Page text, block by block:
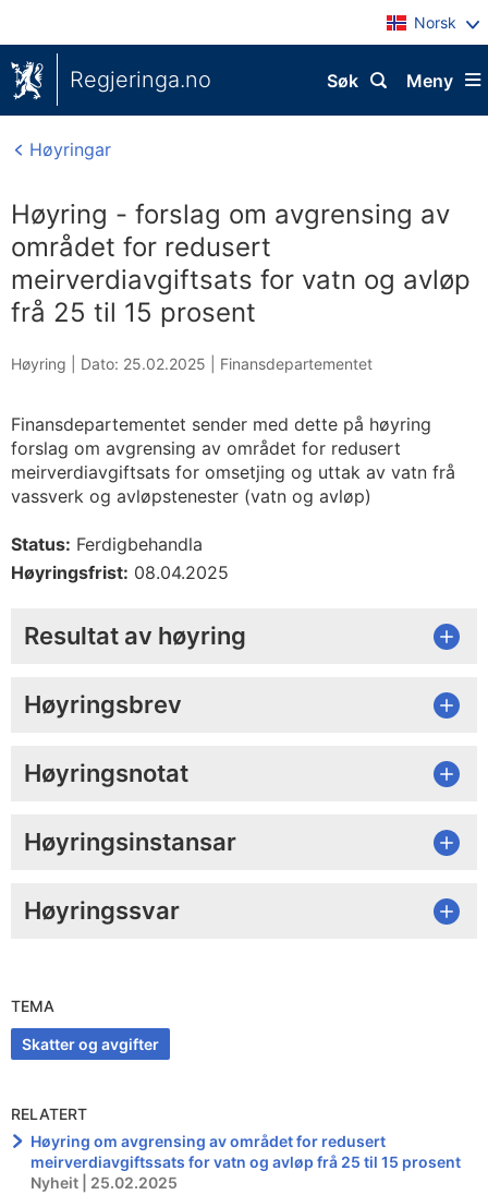
Norsk
Regjeringa.no Meny
Søk
Høyringar
Høyring - forslag om avgrensing av
området for redusert
meirverdiavgiftsats for vatn og avløp
frå 25 til 15 prosent
Høyring | Dato: 25.02.2025 Finansdepartementet
Finansdepartementet sender med dette på høyring
forslag om avgrensing av området for redusert
meirverdiavgiftsats for omsetjing og uttak av vatn frå
vassverk og avløpstenester (vatn og avløp)
Status: Ferdigbehandla
Høyringsfrist: 08.04.2025
Resultat av høyring
Høyringsbrev
Høyringsnotat
Høyringsinstansar
Høyringssvar
TEMA
Skatter og avgifter
RELATERT
Høyring om avgrensing av området for redusert
meirverdiavgiftssats for vatn og avløp frå 25 til 15 prosent
Nyheit | 25.02.2025